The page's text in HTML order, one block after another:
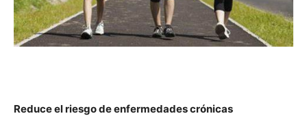
Reduce el riesgo de enfermedades crónicas